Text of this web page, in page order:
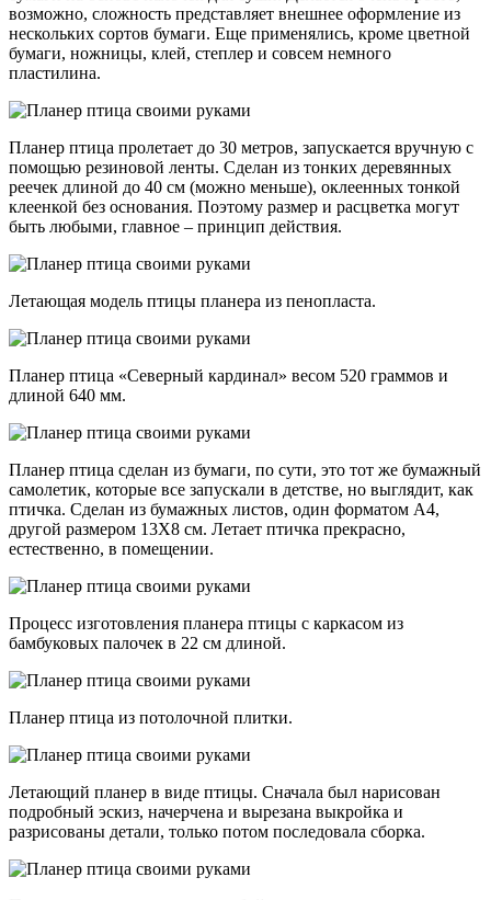
возможно, сложность представляет внешнее оформление из
нескольких сортов бумаги. Еще применялись, кроме цветной
бумаги, ножницы, клей, степлер и совсем немного
пластилина.
Планер птица пролетает до 30 метров, запускается вручную с
помощью резиновой ленты. Сделан из тонких деревянных
реечек длиной до 40 см (можно меньше), оклеенных тонкой
клеенкой без основания. Поэтому размер и расцветка могут
быть любыми, главное – принцип действия.
Летающая модель птицы планера из пенопласта.
Планер птица «Северный кардинал» весом 520 граммов и
длиной 640 мм.
Планер птица сделан из бумаги, по сути, это тот же бумажный
самолетик, которые все запускали в детстве, но выглядит, как
птичка. Сделан из бумажных листов, один форматом А4,
другой размером 13Х8 см. Летает птичка прекрасно,
естественно, в помещении.
Процесс изготовления планера птицы с каркасом из
бамбуковых палочек в 22 см длиной.
Планер птица из потолочной плитки.
Летающий планер в виде птицы. Сначала был нарисован
подробный эскиз, начерчена и вырезана выкройка и
разрисованы детали, только потом последовала сборка.